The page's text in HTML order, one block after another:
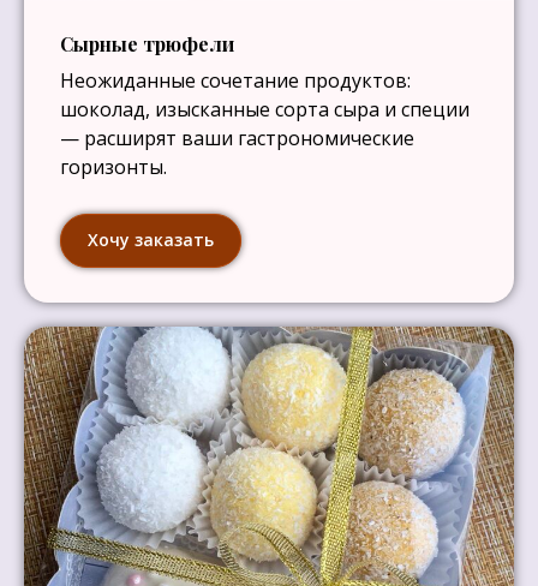
Сырные трюфели
Неожиданные сочетание продуктов:
шоколад, изысканные сорта сыра и специи
— расширят ваши гастрономические
горизонты.
Хочу заказать